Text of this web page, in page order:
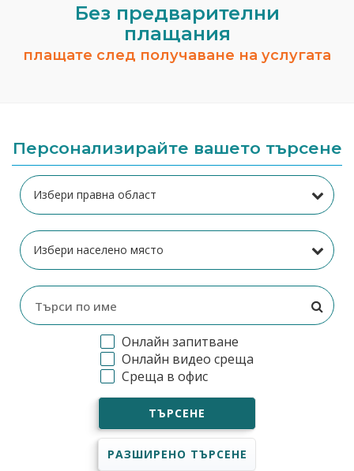
Без предварителни
плащания
плащате след получаване на услугата
Персонализирайте вашето търсене
Онлайн запитване
Онлайн видео среща
Среща в офис
ТЪРСЕНЕ
РАЗШИРЕНО ТЪРСЕНЕ